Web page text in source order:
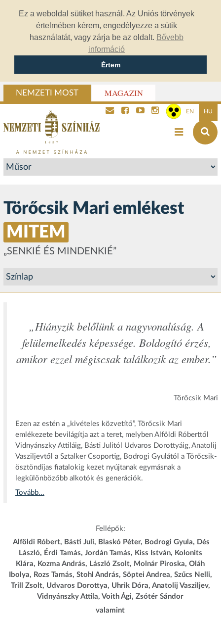
Ez a weboldal sütiket használ. Az Uniós törvények
értelmében kérem, engedélyezze a sütik
használatát, vagy zárja be az oldalt. Bővebb
információ
Értem
NEMZETI MOST MAGAZIN
EN HU
Törőcsik Mari emlékest
MITEM
„SENKIÉ ÉS MINDENKIÉ”
„Hiányzik belőlünk a nagyvonalúság. A
felülemelkedés képessége. Boldogító érzés,
amikor ezzel mégiscsak találkozik az ember.”
Törőcsik Mari
Ezen az estén a „kivételes közvetítő”, Törőcsik Mari
emlékezete bevilágítja azt a teret, melyben Alföldi Róberttől
Vidnyánszky Attiláig, Básti Julitól Udvaros Dorottyáig, Anatolij
Vasziljevtől a Sztalker Csoportig, Bodrogi Gyulától a Törőcsik-
ösztöndíjas fiatalokig kezet nyújtanak egymásnak a
legkülönbözőbb alkotók és generációk.
Tovább...
Fellépők:
Alföldi Róbert, Básti Juli, Blaskó Péter, Bodrogi Gyula, Dés
László, Érdi Tamás, Jordán Tamás, Kiss István, Kolonits
Klára, Kozma András, László Zsolt, Molnár Piroska, Oláh
Ibolya, Rozs Tamás, Stohl András, Söptei Andrea, Szűcs Nelli,
Trill Zsolt, Udvaros Dorottya, Uhrik Dóra, Anatolij Vasziljev,
Vidnyánszky Attila, Voith Ági, Zsótér Sándor
valamint